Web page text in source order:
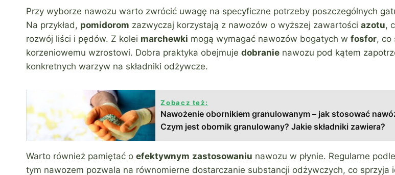
Przy wyborze nawozu warto zwrócić uwagę na specyficzne potrzeby poszczególnych
Na przykład, pomidorom zazwyczaj korzystają z nawozów o wyższej zawartości azotu,
rozwój liści i pędów. Z kolei marchewki mogą wymagać nawozów bogatych w fosfor, co
korzeniowemu wzrostowi. Dobra praktyka obejmuje dobranie nawozu pod kątem
konkretnych warzyw na składniki odżywcze.
Zobacz też:
Nawożenie obornikiem granulowanym – jak stosować
Czym jest obornik granulowany? Jakie składniki zawiera?
Warto również pamiętać o efektywnym zastosowaniu nawozu w płynie. Regularne
tym nawozem pozwala na równomierne dostarczanie substancji odżywczych, co sprzyja